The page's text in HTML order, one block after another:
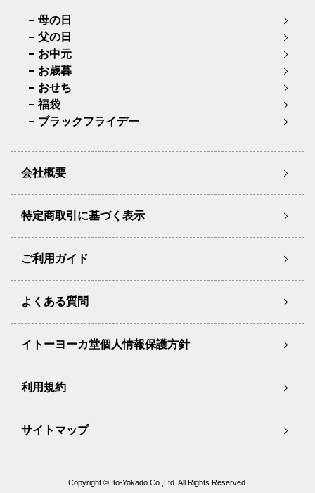
母の日
父の日
お中元
お歳暮
おせち
福袋
ブラックフライデー
会社概要
特定商取引に基づく表示
ご利用ガイド
よくある質問
イトーヨーカ堂個人情報保護方針
利用規約
サイトマップ
Copyright © Ito-Yokado Co.,Ltd. All Rights Reserved.